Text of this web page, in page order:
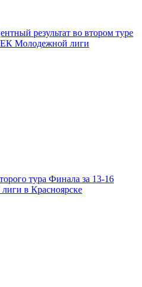
результат во втором туре
Молодежной лиги
тура Финала за 13-16
в Красноярске